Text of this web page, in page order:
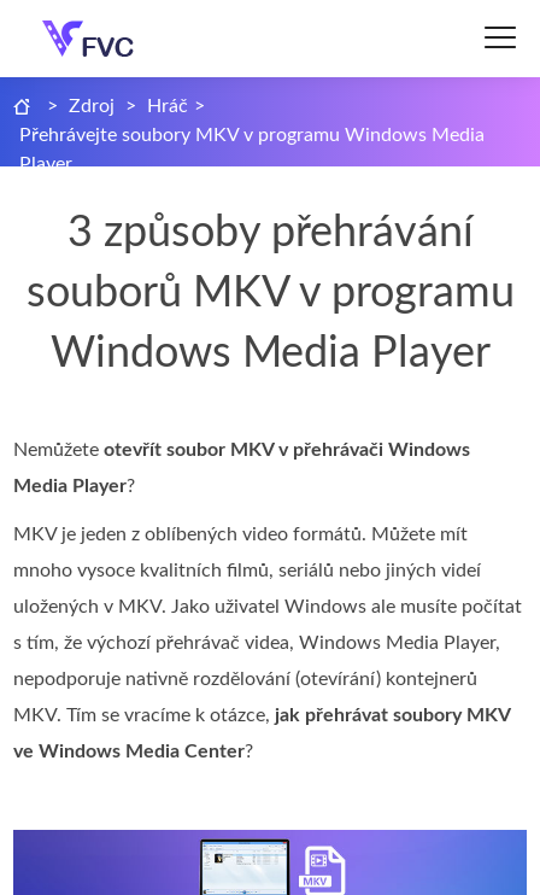
> Zdroj > Hráč >
Přehrávejte soubory MKV v programu Windows Media
Player
3 způsoby přehrávání
souborů MKV v programu
Windows Media Player
Nemůžeteotevřít soubor MKV v přehrávači Windows
Media Player?
MKV je jeden z oblíbených video formátů. Můžete mít
mnoho vysoce kvalitních filmů, seriálů nebo jiných videí
uložených v MKV. Jako uživatel Windows ale musíte počítat
s tím, že výchozí přehrávač videa, Windows Media Player,
nepodporuje nativně rozdělování (otevírání) kontejnerů
MKV. Tím se vracíme k otázce, jak přehrávat soubory MKV
ve Windows Media Center?